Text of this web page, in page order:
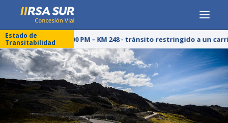
CONCESIONARIA
SERVICIOS
RESPONSABILIDAD SOCIAL
PUBLICACIONES
Estado de
Transitabilidad
25/07/26 – 03:00 PM – KM 248 - tránsito restringido a un